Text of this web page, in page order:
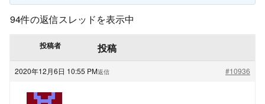
94件の返信スレッドを表示中
投稿者 投稿
2020年12月6日 10:55 PM #10936
返信